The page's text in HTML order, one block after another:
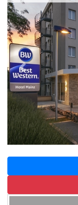
Zurück